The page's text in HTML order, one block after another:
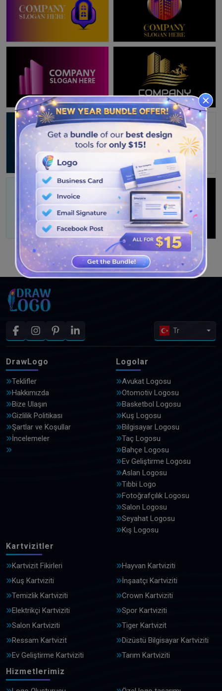
DAHA FAZLA TASARIM GÖRÜN
Tr
DrawLogo
Teklifler
Hakkımızda
Bize Ulaşın
Gizlilik Politikası
Şartlar ve Koşullar
İncelemeler
Logolar
Avukat Logosu
Otomotiv Logosu
Basketbol Logosu
Kuş Logosu
Bilgisayar Logosu
Taç Logosu
Bahçe Logosu
Ev Geliştirme Logosu
Aslan Logosu
Tıbbi Logo
Fotoğrafçılık Logosu
Salon Logosu
Seyahat Logosu
Kış Logosu
Kartvizitler
Kartvizit Fikirleri
Hayvan Kartviziti
Kuş Kartviziti
İnşaatçı Kartviziti
Temizlik Kartviziti
Crown Kartviziti
Elektrikçi Kartviziti
Spor Kartviziti
Salon Kartviziti
Tiger Kartvizit
Ressam Kartvizit
Dizüstü Bilgisayar Kartviziti
Ev Geliştirme Kartviziti
Tarım Kartviziti
Hizmetlerimiz